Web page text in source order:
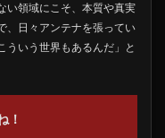
い領域にこそ、本質や真実
日々アンテナを張ってい
ういう世界もあるんだ」と
！